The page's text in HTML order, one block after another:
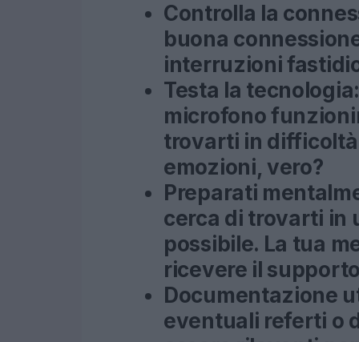
Controlla la
buona
interruzioni
Testa la tecnologia:
microfono
trovarti in
emozioni, vero?
Preparati
cerca di trovarti in
possibile. La tua
ricevere il
Documentazione
eventuali referti o